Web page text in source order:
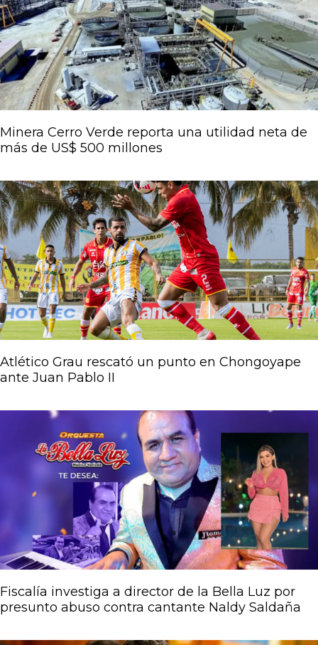
Minera Cerro Verde reporta una utilidad neta de
más de US$ 500 millones
Atlético Grau rescató un punto en Chongoyape
ante Juan Pablo II
Fiscalía investiga a director de la Bella Luz por
presunto abuso contra cantante Naldy Saldaña
Página
Página
Página
Página
Página